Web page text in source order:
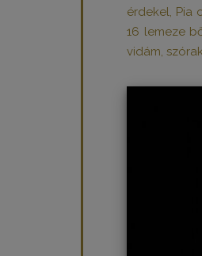
érdekel, Pia
16 lemeze
vidám,